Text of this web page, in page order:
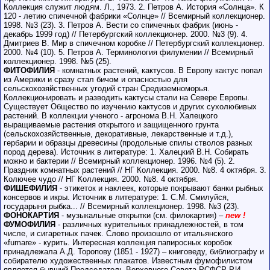
Коллекция служит людям. Л., 1973. 2. Петров А. История «Солнца». К
120 - летию спичечной фабрики «Солнце» // Всемирный коллекционер.
1998. №3 (23). 3. Петров А. Вести со спичечных фабрик (июнь -
декабрь 1999 год) // Петербургский коллекционер. 2000. №3 (9). 4.
Дмитриев В. Мир в спичечном коробке // Петербургский коллекционер.
2000. №4 (10). 5. Петров А. Терминология филумении // Всемирный
коллекционер. 1998. №5 (25).
ФИТОФИЛИЯ - комнатных растений, кактусов. В Европу кактус попал
из Америки и сразу стал бичом и опасностью для
сельскохозяйственных угодий стран Средиземноморья.
Коллекционировать и разводить кактусы стали на Севере Европы.
Существует Общество по изучению кактусов и других сухолюбивых
растений. В коллекции ученого - агронома В.Н. Халецкого
выращиваемые растения открытого и защищенного грунта
(сельскохозяйственные, декоративные, лекарственные и т.д.),
гербарии и образцы древесины (продольные спилы стволов разных
пород дерева). Источник в литературе: 1. Халецкий В.Н. Собирать
можно и бактерии // Всемирный коллекционер. 1996. №4 (5). 2.
Праздник комнатных растений // НГ Коллекция. 2000. №8. 4 октября. 3.
Колючее чудо // НГ Коллекция. 2000. №8. 4 октября.
ФИШЕФИЛИЯ - этикеток и наклеек, которые покрывают банки рыбных
консервов и икры. Источник в литературе: 1. С.М. Смилуйся,
государыня рыбка... // Всемирный коллекционер. 1998. №3 (23).
ФОНОКАРТИЯ - музыкальные открытки (см. филокартия) – new !
ФУМОФИЛИЯ - различных курительных принадлежностей, в том
числе, и сигаретных пачек. Слово произошло от итальянского
«fumare» - курить. Интересная коллекция папиросных коробок
принадлежала А.Д. Торопову (1851 - 1927) – книговеду, библиографу и
собирателю художественных плакатов. Известным фумофилистом